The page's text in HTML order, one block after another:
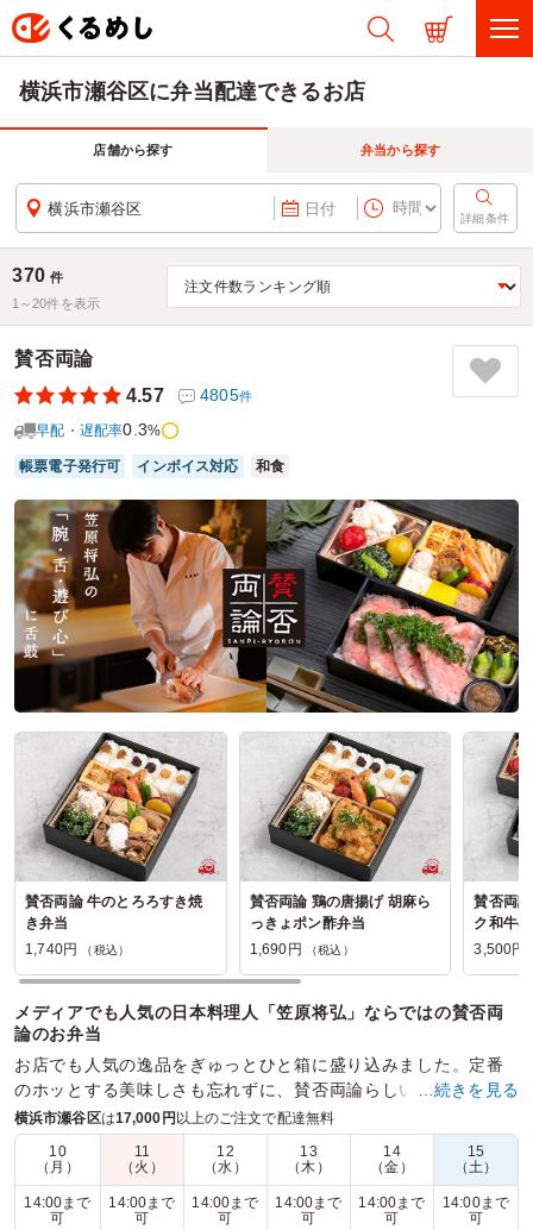
横浜市瀬谷区に弁当配達できるお店
店舗から探す 弁当から探す
横浜市瀬谷区 日付
詳細条件
370 件
1～20件を表示
賛否両論
4.57
4805件
早配・遅配率0.3%
帳票電子発行可 インボイス対応 和食
賛否両論 牛のとろろすき焼
き弁当
1,740円
（税込）
賛否両論 鶏の唐揚げ 胡麻ら
っきょポン酢弁当
1,690円
（税込）
賛否両
ク和牛
焼き
3,500円
メディアでも人気の日本料理人「笠原将弘」ならではの賛否両
論のお弁当
お店でも人気の逸品をぎゅっとひと箱に盛り込みました。定番
のホッとする美味しさも忘れずに、賛否両論らしい遊び心を散
りばめた、懐かしいけど新しい 笠原流の特製弁当です。
商品数： 締切日時： 1日前09:00 価格帯：
1,620円～9,800円
配達時間：
10:00～14:00
…続きを見る
横浜市瀬谷区は17,000円以上のご注文で配達無料
10
（月）
11
（火）
12
（水）
13
（木）
14
（金）
15
（土）
14:00まで
可
14:00まで
可
14:00まで
可
14:00まで
可
14:00まで
可
14:00まで
可